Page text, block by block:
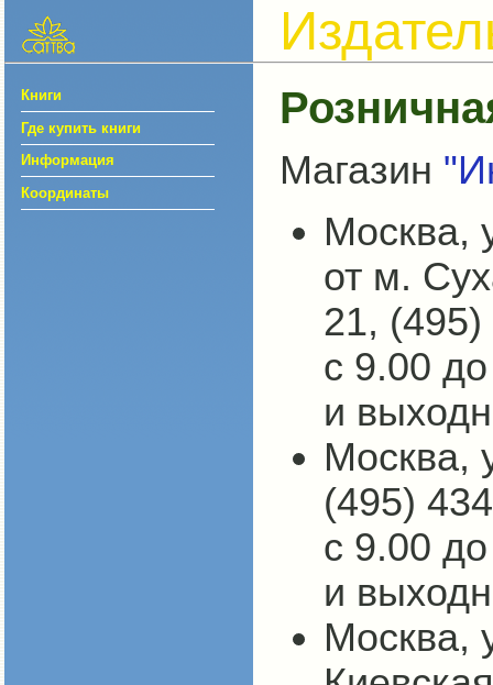
Книги
Где купить книги
Информация
Координаты
Магазин
Москва,
от м.
21,
с 9.00
и
Москва,
(495)
с 9.00
и
Москва,